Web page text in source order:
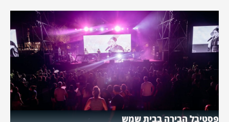
פסטיבל הבירה בבית שמש